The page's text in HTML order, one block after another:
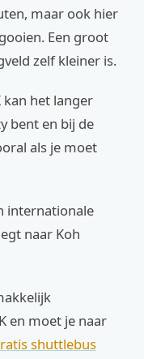
maar ook hier
Een groot
zelf kleiner is.
kan het langer
bent en bij de
als je moet
internationale
naar Koh
en moet je naar
shuttlebus